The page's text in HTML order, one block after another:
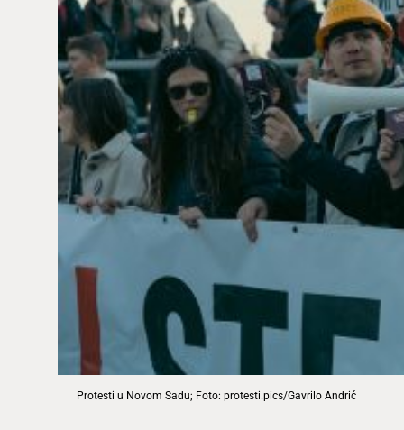
Protesti u Novom Sadu; Foto: protesti.pics/Gavrilo Andrić